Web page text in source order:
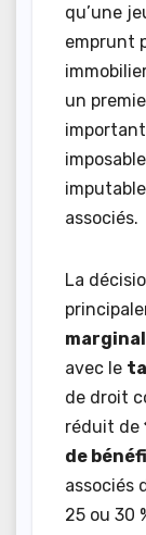
qu’une
emprunt
un
associés.
La
avec le
de droit
réduit de
de
associés
25 ou 30